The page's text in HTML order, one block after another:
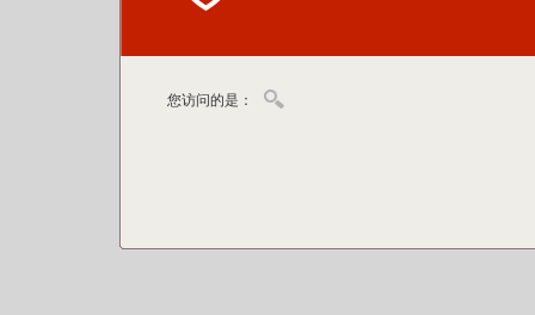
您访问的是：